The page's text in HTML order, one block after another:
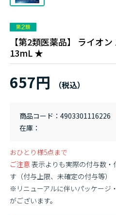
【第2類医薬品】 ライオ
13mL ★
657円
商品コード
4903301116226
在庫
おひとり様5点まで
ご注意 表示よりも実際の付与数
す（付与上限、未確定の付与等）
※リニューアルに伴いパッケージ
がございます。